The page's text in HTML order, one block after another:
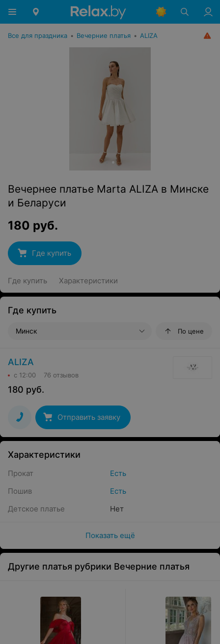
Все для праздника • Вечерние платья • ALIZA
Вечернее платье Marta ALIZA в Минске
и Беларуси
180 руб.
Где купить
Где купить Характеристики
Где купить
Минск По цене
ALIZA
с 12:00 76 отзывов
180 руб.
Отправить заявку
Характеристики
Прокат
Есть
Пошив
Есть
Детское платье
Нет
Показать ещё
Другие платья рубрики Вечерние платья